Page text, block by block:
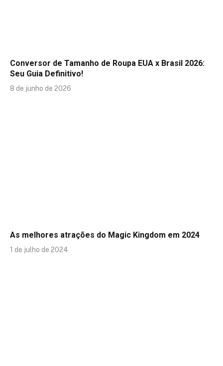
Conversor de Tamanho de Roupa EUA x Brasil 2026:
Seu Guia Definitivo!
8 de junho de 2026
As melhores atrações do Magic Kingdom em 2024
1 de julho de 2024